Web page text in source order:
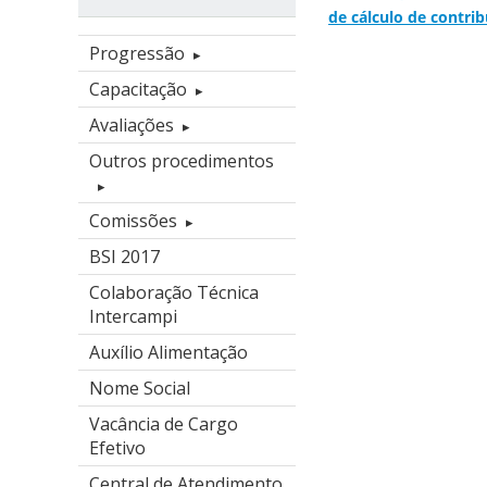
Progressão
Capacitação
Avaliações
Outros procedimentos
Comissões
BSI 2017
Colaboração Técnica
Intercampi
Auxílio Alimentação
Nome Social
Vacância de Cargo
Efetivo
de cálculo de